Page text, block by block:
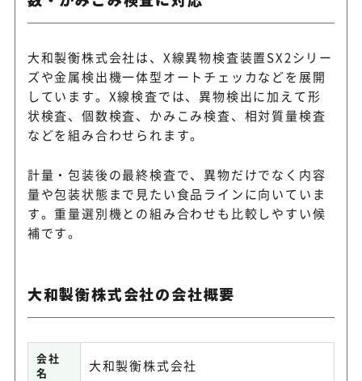
大和製衡株式会社は、X線異物検査装置SX2シリー
ズや金属検出機一体型オートチェッカなどを展開
しています。X線検査では、異物検出に加えて形
状検査、個数検査、かみこみ検査、相対質量検査
などを組み合わせられます。
計量・包装後の最終検査で、異物だけでなく内容
量や包装状態まで見たい食品ラインに向いていま
す。重量選別機との組み合わせも比較しやすい候
補です。
大和製衡株式会社の会社概要
会社
名
大和製衡株式会社